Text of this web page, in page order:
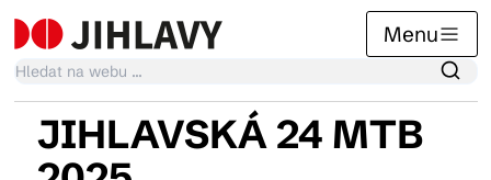
Menu
Kalendář akcí
JIHLAVSKÁ 24 MTB